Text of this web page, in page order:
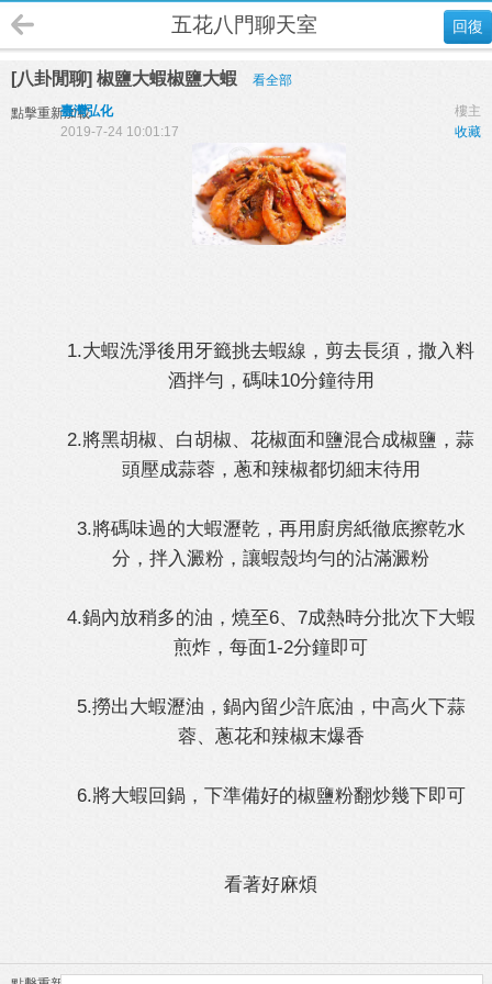
回復
五花八門聊天室
[八卦閒聊] 椒鹽大蝦椒鹽大蝦 看全部
點擊重新加載 樓主
臺灣弘化
收藏
2019-7-24 10:01:17
1.大蝦洗淨後用牙籤挑去蝦線，剪去長須，撒入料
酒拌勻，碼味10分鐘待用
2.將黑胡椒、白胡椒、花椒面和鹽混合成椒鹽，蒜
頭壓成蒜蓉，蔥和辣椒都切細末待用
3.將碼味過的大蝦瀝乾，再用廚房紙徹底擦乾水
分，拌入澱粉，讓蝦殼均勻的沾滿澱粉
4.鍋內放稍多的油，燒至6、7成熱時分批次下大蝦
煎炸，每面1-2分鐘即可
5.撈出大蝦瀝油，鍋內留少許底油，中高火下蒜
蓉、蔥花和辣椒末爆香
6.將大蝦回鍋，下準備好的椒鹽粉翻炒幾下即可
看著好麻煩